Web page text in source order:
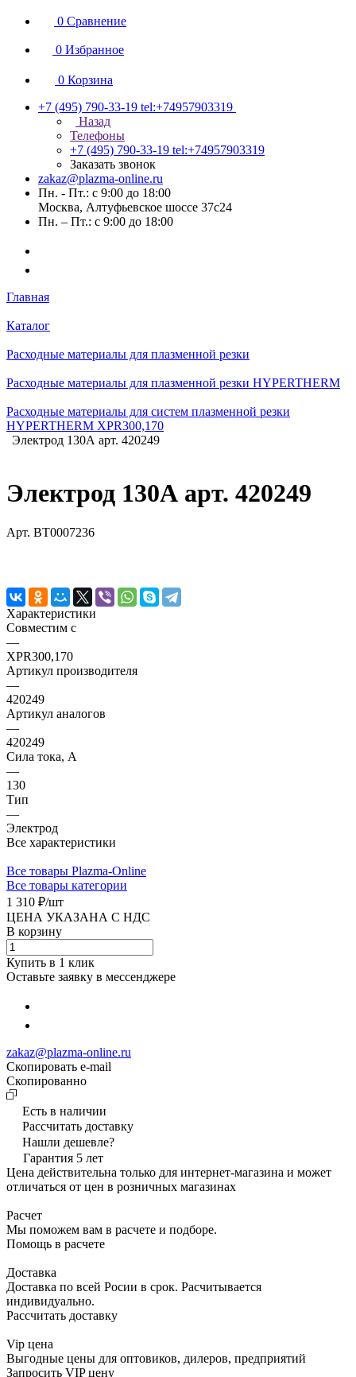
0 Сравнение
0 Избранное
0 Корзина
+7 (495) 790-33-19 tel:+74957903319
Назад
Телефоны
+7 (495) 790-33-19 tel:+74957903319
Заказать звонок
zakaz@plazma-online.ru
Пн. - Пт.: с 9:00 до 18:00
Москва, Алтуфьевское шоссе 37с24
Пн. – Пт.: с 9:00 до 18:00
Главная
Каталог
Расходные материалы для плазменной резки
Расходные материалы для плазменной резки HYPERTHERM
Расходные материалы для систем плазменной резки
HYPERTHERM XPR300,170
Электрод 130А арт. 420249
Электрод 130А арт. 420249
Арт. BT0007236
Характеристики
Совместим с
—
XPR300,170
Артикул производителя
—
420249
Артикул аналогов
—
420249
Сила тока, А
—
130
Тип
—
Электрод
Все характеристики
Все товары Plazma-Online
Все товары категории
1 310 ₽/шт
ЦЕНА УКАЗАНА С НДС
В корзину
Купить в 1 клик
Оставьте заявку в мессенджере
zakaz@plazma-online.ru
Скопировать e-mail
Cкопированно
Есть в наличии
Рассчитать доставку
Нашли дешевле?
Гарантия 5 лет
Цена действительна только для интернет-магазина и может
отличаться от цен в розничных магазинах
Расчет
Мы поможем вам в расчете и подборе.
Помощь в расчете
Доставка
Доставка по всей Росии в срок. Расчитывается
индивидуально.
Рассчитать доставку
Vip цена
Выгодные цены для оптовиков, дилеров, предприятий
Запросить VIP цену